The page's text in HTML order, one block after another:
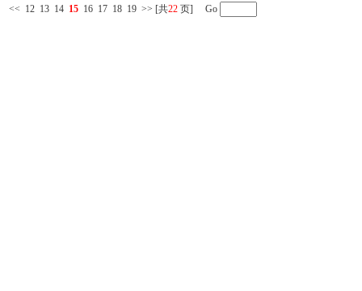
<< 12 13 14 15 16 17 18 19 >> [共22 页] Go